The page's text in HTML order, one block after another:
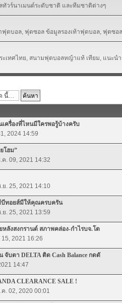
วร์นาเมนต์ระดับชาติ และทีมชาติต่างๆ
ฟุตบอล, ฟุตซอล ข้อมูลรองเท้าฟุตบอล, ฟุตซอ
เทศไทย, สนามฟุตบอลหญ้าแท้ เทียม, แนะน
ครื่องที่ไหนมีใครพอรู้บ้างครับ
2024 14:59
โฮม”
. 09, 2021 14:32
. 25, 2021 14:10
บีทอยส์มีให้คุณครบครัน
. 25, 2021 13:59
ลังสงกรานต์ สภาพคล่อง-กำไรบจ.โต
2021 16:26
จับตา DELTA ติด Cash Balance กดดั
14:47
CLEARANCE SALE !
. 02, 2020 00:01